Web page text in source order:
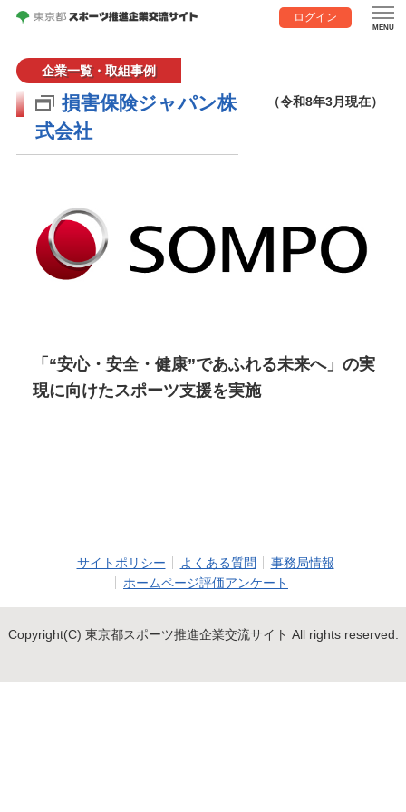
ログイン
企業一覧・取組事例
損害保険ジャパン株
式会社
（令和8年3月現在）
「“安心・安全・健康”であふれる未来へ」の実
現に向けたスポーツ支援を実施
サイトポリシー よくある質問
事務局情報
ホームページ評価アンケート
Copyright(C) 東京都スポーツ推進企業交流サイト All rights reserved.